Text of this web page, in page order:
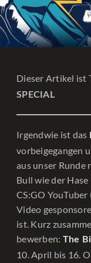
Dieser Artikel ist
SPECIAL
Irgendwie ist das
vorbeigegangen
aus unser Runde
Bull wie der
CS:GO YouTuber
Video
ist. Kurz
bewerben: The
10. April bis 16.